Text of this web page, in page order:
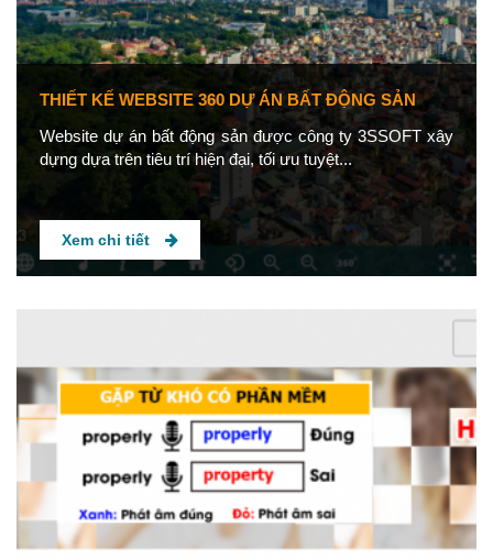
THIẾT KẾ WEBSITE 360 DỰ ÁN BẤT ĐỘNG SẢN
Website dự án bất động sản được công ty 3SSOFT xây
dựng dựa trên tiêu trí hiện đại, tối ưu tuyệt...
Xem chi tiết